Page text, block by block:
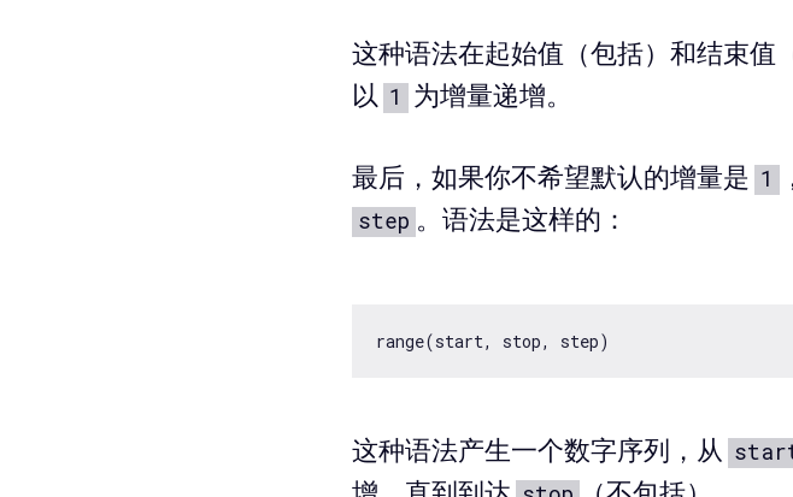
这种语法在起始值（包括）和结束值
以 1 为增量递增。
最后，如果你不希望默认的增量是 1
step 。语法是这样的：
这种语法产生一个数字序列，从